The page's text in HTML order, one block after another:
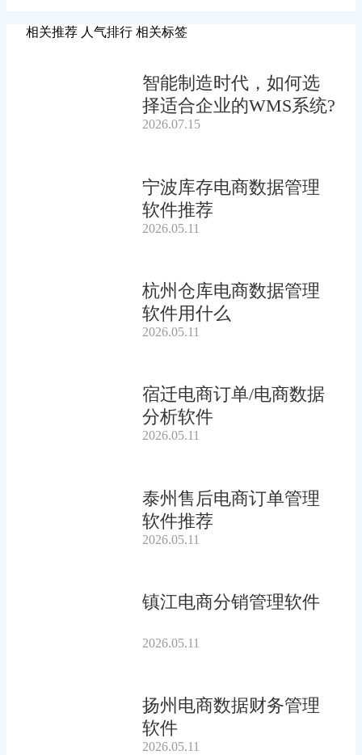
相关推荐 人气排行 相关标签
智能制造时代，如何选
择适合企业的WMS系统?
2026.07.15
宁波库存电商数据管理
软件推荐
2026.05.11
杭州仓库电商数据管理
软件用什么
2026.05.11
宿迁电商订单/电商数据
分析软件
2026.05.11
泰州售后电商订单管理
软件推荐
2026.05.11
镇江电商分销管理软件
2026.05.11
扬州电商数据财务管理
软件
2026.05.11